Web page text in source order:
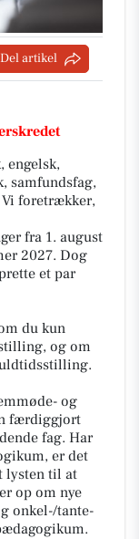
Del artikel
engelsk,
samfundsfag,
foretrækker,
fra 1. august
2027. Dog
et par
du kun
og om
og
færdiggjort
fag. Har
er det
lysten til at
op om nye
onkel-/tante-